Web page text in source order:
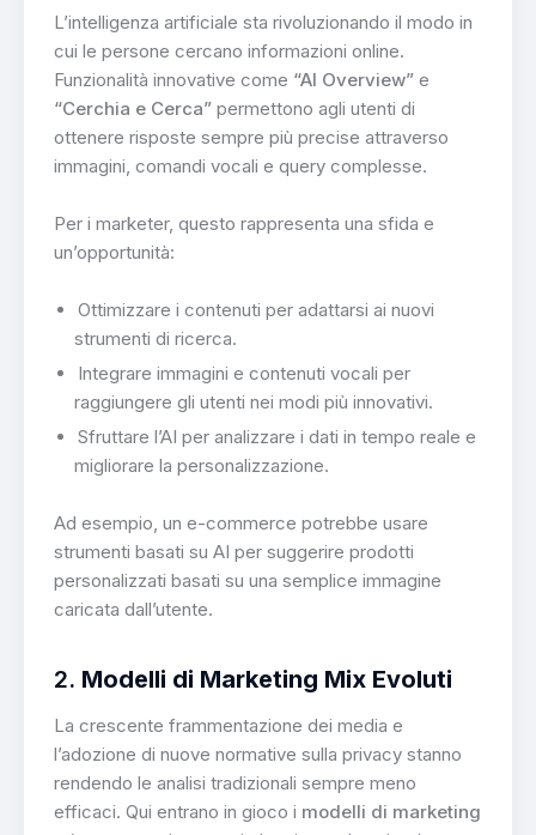
L’intelligenza artificiale sta rivoluzionando il modo in
cui le persone cercano informazioni online.
Funzionalità innovative come “AI Overview” e
“Cerchia e Cerca” permettono agli utenti di
ottenere risposte sempre più precise attraverso
immagini, comandi vocali e query complesse.
Per i marketer, questo rappresenta una sfida e
un’opportunità:
Ottimizzare i contenuti per adattarsi ai nuovi
strumenti di ricerca.
Integrare immagini e contenuti vocali per
raggiungere gli utenti nei modi più innovativi.
Sfruttare l’AI per analizzare i dati in tempo reale e
migliorare la personalizzazione.
Ad esempio, un e-commerce potrebbe usare
strumenti basati su AI per suggerire prodotti
personalizzati basati su una semplice immagine
caricata dall’utente.
2. Modelli di Marketing Mix Evoluti
La crescente frammentazione dei media e
l’adozione di nuove normative sulla privacy stanno
rendendo le analisi tradizionali sempre meno
efficaci. Qui entrano in gioco i modelli di marketing